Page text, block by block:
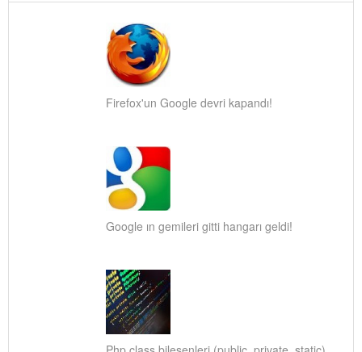
Firefox'un Google devri kapandı!
Google ın gemileri gitti hangarı geldi!